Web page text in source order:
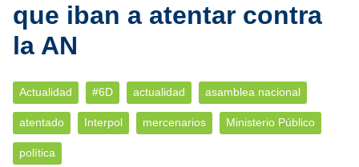
que iban a atentar contra
la AN
Actualidad #6D actualidad asamblea nacional
atentado Interpol mercenarios Ministerio Público
política